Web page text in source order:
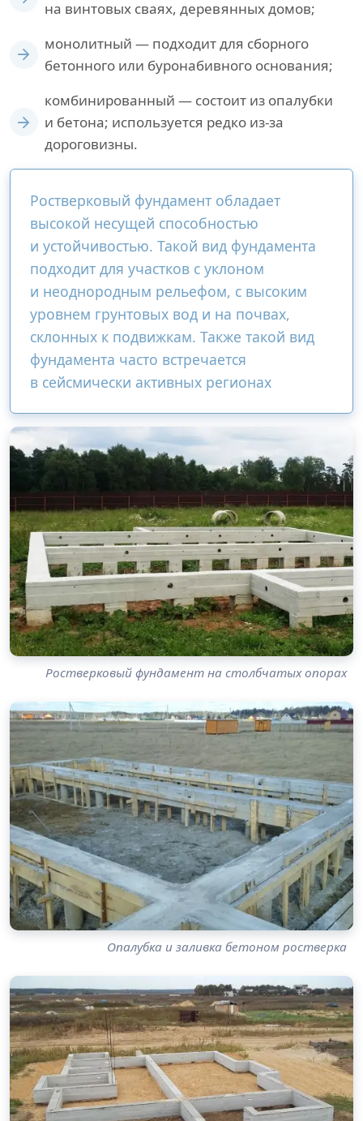
на винтовых сваях, деревянных домов;
монолитный — подходит для сборного
бетонного или буронабивного основания;
комбинированный — состоит из опалубки
и бетона; используется редко из-за
дороговизны.
Ростверковый фундамент обладает
высокой несущей способностью
и устойчивостью. Такой вид фундамента
подходит для участков с уклоном
и неоднородным рельефом, с высоким
уровнем грунтовых вод и на почвах,
склонных к подвижкам. Также такой вид
фундамента часто встречается
в сейсмически активных регионах
Ростверковый фундамент на столбчатых опорах
Опалубка и заливка бетоном ростверка